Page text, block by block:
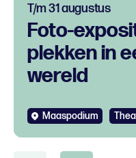
Foto-
plekken in
wereld
T/m 31 augustus
Maaspodium